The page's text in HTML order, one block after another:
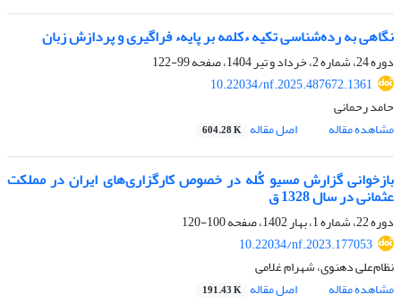
نگاهی به رده‌شناسی تکیه ءکلمه بر پایهء فراگیری و پردازش زبان
دوره 24، شماره 2، خرداد و تیر 1404، صفحه
99-122
10.22034/nf.2025.487672.1361
حامد رحمانی
مشاهده مقاله
اصل مقاله 604.28 K
بازخوانی گزارش مسیو کُله در خصوص کارگزاری‏‏‌‌های ایران در مملکت
عثمانی در سال 1328 ق
دوره 22، شماره 1، بهار 1402، صفحه
100-120
10.22034/nf.2023.177053
نظام‏‏‌‌علی دهنوی، شهرام غلامی
مشاهده مقاله
اصل مقاله 191.43 K